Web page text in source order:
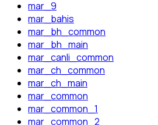
mar_9
mar_bahis
mar_bh_common
mar_bh_main
mar_canli_common
mar_ch_common
mar_ch_main
mar_common
mar_common_1
mar_common_2